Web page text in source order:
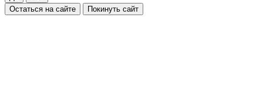
Остаться на сайте
Покинуть сайт